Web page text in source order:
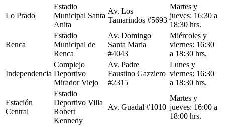
Lo Prado
Estadio
Municipal Santa
Anita
Av. Los
Tamarindos #5693
Martes y
jueves: 16:30 a
18:30 hrs.
Renca
Estadio
Municipal de
Renca
Av. Domingo
Santa Maria
#4043
Miércoles y
viernes: 16:30
a 18:30 hrs.
Independencia
Complejo
Deportivo
Mirador Viejo
Av. Padre
Faustino Gazziero
#2315
Lunes y
viernes: 16:30
a 18:30 hrs.
Estación
Central
Estadio
Deportivo Villa
Robert
Kennedy
Av. Guadal #1010
Martes y
jueves: 16:00 a
18:00 hrs.